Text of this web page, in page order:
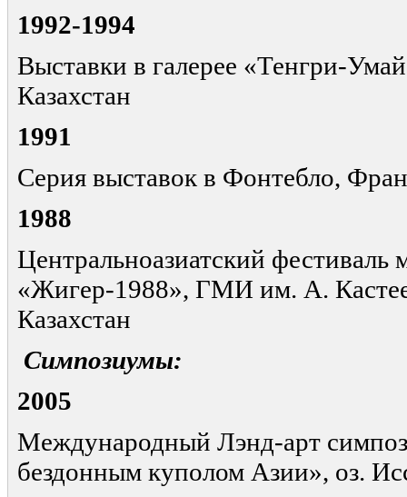
1992-1994
Выставки в галерее «Тенгри-
Казахстан
1991
Серия выставок в Фонтебло,
1988
Центральноазиатский
«Жигер-1988», ГМИ им. А.
Казахстан
Симпозиумы:
2005
Международный Лэнд-арт
бездонным куполом Азии», оз.